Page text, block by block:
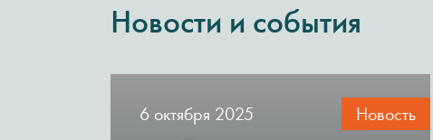
Новости и события
Новость
6 октября 2025